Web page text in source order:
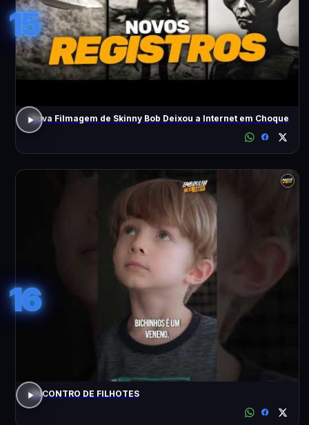
15
Nova Filmagem de Skinny Bob Deixou a Internet em Choque
16
ENCONTRO DE FILHOTES